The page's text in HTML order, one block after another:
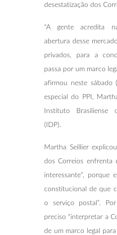
desestatização dos
“A gente acredita
abertura desse
privados, para a
passa por um marco
afirmou neste sábado
especial do PPI,
Instituto Brasiliense
(IDP).
Martha Seillier
dos Correios enfrenta
interessante”, porque
constitucional de que
o serviço postal”.
preciso “interpretar a
de um marco legal